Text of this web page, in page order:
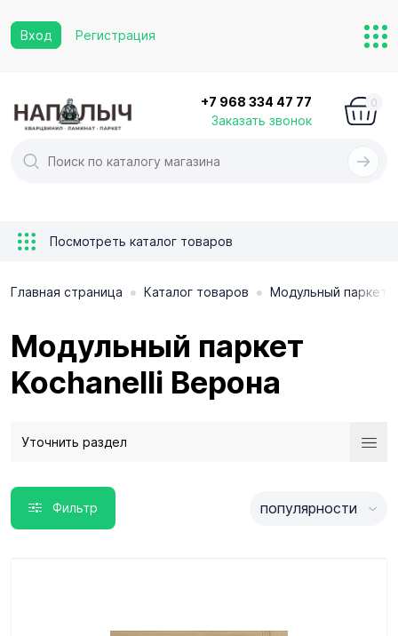
Вход Регистрация
+7 968 334 47 77
Заказать звонок
0
Посмотреть каталог товаров
Главная страница • Каталог товаров • Модульный паркет
Модульный паркет
Kochanelli Верона
Уточнить раздел
Фильтр популярности